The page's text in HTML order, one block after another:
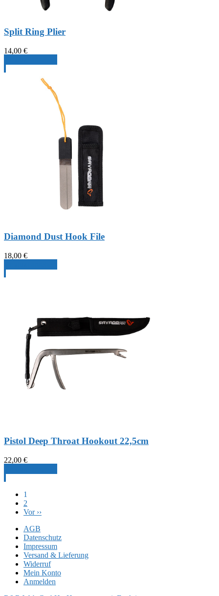
Split Ring Plier
14,00 €
Diamond Dust Hook File
18,00 €
Pistol Deep Throat Hookout 22,5cm
22,00 €
1
2
Vor ››
AGB
Datenschutz
Impressum
Versand & Lieferung
Widerruf
Mein Konto
Anmelden